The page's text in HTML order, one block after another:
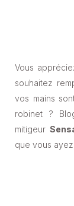
Vous
souhaitez
vos mains
robinet ?
mitigeur
que vous